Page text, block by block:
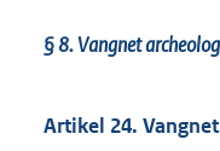
§ 8.Vangnet
Artikel 24.